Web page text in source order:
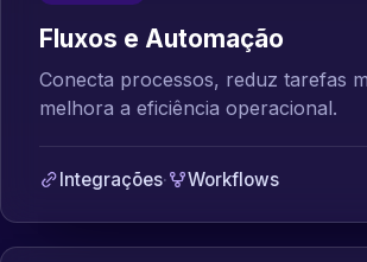
Fluxos e Automação
Conecta processos, reduz tarefas
melhora a eficiência operacional.
Integrações· Workflows